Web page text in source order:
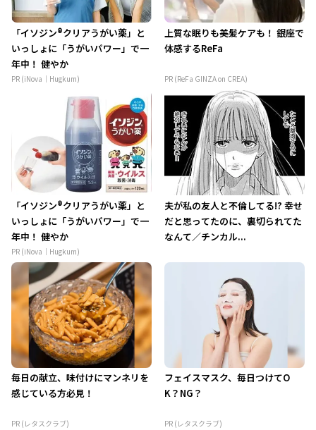
「イソジン®クリアうがい薬」と
いっしょに「うがいパワー」で一
年中！ 健やか
PR (iNova｜Hugkum)
上質な眠りも美髪ケアも！ 銀座で
体感するReFa
PR (ReFa GINZA on CREA)
「イソジン®クリアうがい薬」と
いっしょに「うがいパワー」で一
年中！ 健やか
PR (iNova｜Hugkum)
夫が私の友人と不倫してる!? 幸せ
だと思ってたのに、裏切られてた
なんて／チンカル...
毎日の献立、味付けにマンネリを
感じている方必見！
PR (レタスクラブ)
フェイスマスク、毎日つけてO
K？NG？
PR (レタスクラブ)